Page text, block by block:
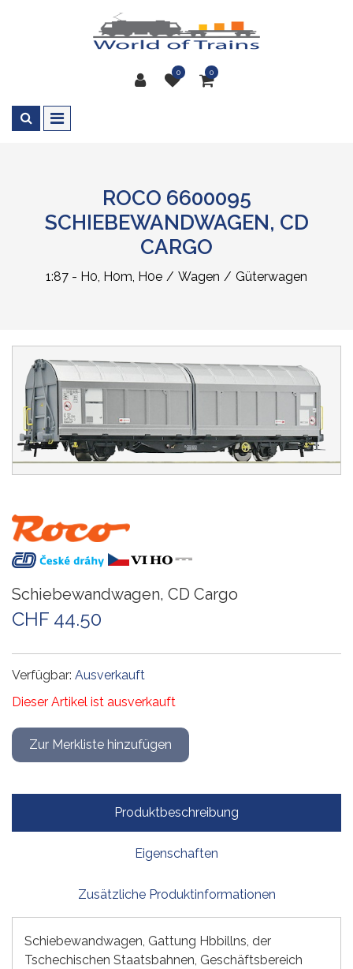
0 0
ROCO 6600095
SCHIEBEWANDWAGEN, CD
CARGO
1:87 - H0, H0m, H0e Wagen Güterwagen
Schiebewandwagen, CD Cargo
CHF 44.50
Verfügbar: Ausverkauft
Dieser Artikel ist ausverkauft
Produktbeschreibung
Eigenschaften
Zusätzliche Produktinformationen
Schiebewandwagen, Gattung Hbbillns, der
Tschechischen Staatsbahnen, Geschäftsbereich